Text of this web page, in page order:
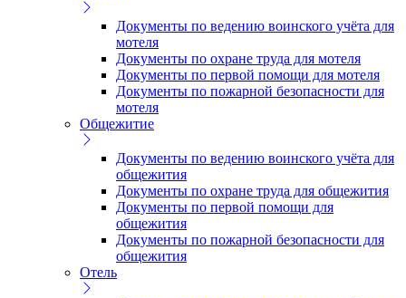
Документы по ведению воинского учёта для
мотеля
Документы по охране труда для мотеля
Документы по первой помощи для мотеля
Документы по пожарной безопасности для
мотеля
Общежитие
Документы по ведению воинского учёта для
общежития
Документы по охране труда для общежития
Документы по первой помощи для
общежития
Документы по пожарной безопасности для
общежития
Отель